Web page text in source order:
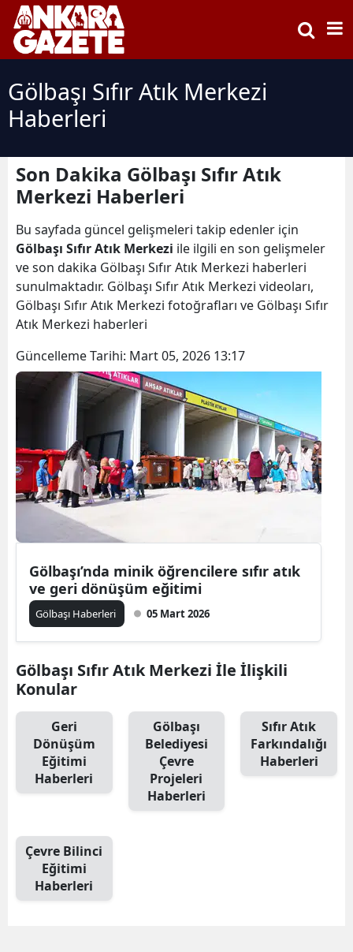
Gölbaşı Sıfır Atık Merkezi
Haberleri
Son Dakika Gölbaşı Sıfır Atık
Merkezi Haberleri
Bu sayfada güncel gelişmeleri takip edenler için
Gölbaşı Sıfır Atık Merkezi ile ilgili en son gelişmeler
ve son dakika Gölbaşı Sıfır Atık Merkezi haberleri
sunulmaktadır. Gölbaşı Sıfır Atık Merkezi videoları,
Gölbaşı Sıfır Atık Merkezi fotoğrafları ve Gölbaşı Sıfır
Atık Merkezi haberleri
Güncelleme Tarihi: Mart 05, 2026 13:17
Gölbaşı’nda minik öğrencilere sıfır atık
ve geri dönüşüm eğitimi
Gölbaşı Haberleri 05 Mart 2026
Gölbaşı Sıfır Atık Merkezi İle İlişkili
Konular
Geri
Dönüşüm
Eğitimi
Haberleri
Gölbaşı
Belediyesi
Çevre
Projeleri
Haberleri
Sıfır Atık
Farkındalığı
Haberleri
Çevre Bilinci
Eğitimi
Haberleri